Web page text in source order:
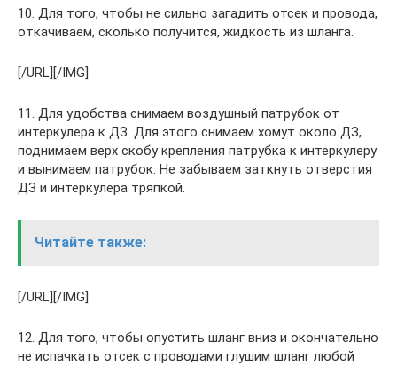
10. Для того, чтобы не сильно загадить отсек и провода,
откачиваем, сколько получится, жидкость из шланга.
[/URL][/IMG]
11. Для удобства снимаем воздушный патрубок от
интеркулера к ДЗ. Для этого снимаем хомут около ДЗ,
поднимаем верх скобу крепления патрубка к интеркулеру
и вынимаем патрубок. Не забываем заткнуть отверстия
ДЗ и интеркулера тряпкой.
Читайте также:
[/URL][/IMG]
12. Для того, чтобы опустить шланг вниз и окончательно
не испачкать отсек с проводами глушим шланг любой